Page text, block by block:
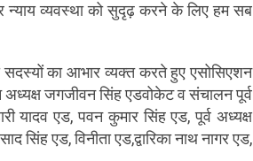
न्याय व्यवस्था को सुदृढ़ करने के लिए हम सब
सदस्यों का आभार व्यक्त करते हुए एसोसिएशन
अध्यक्ष जगजीवन सिंह एडवोकेट व संचालन पूर्व
यादव एड, पवन कुमार सिंह एड, पूर्व अध्यक्ष
सिंह एड, विनीता एड,द्वारिका नाथ नागर एड,